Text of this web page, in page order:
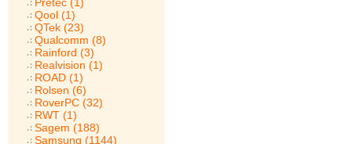
Qool (1)
QTek (23)
Qualcomm (8)
Rainford (3)
Realvision (1)
ROAD (1)
Rolsen (6)
RoverPC (32)
RWT (1)
Sagem (188)
Samsung (1144)